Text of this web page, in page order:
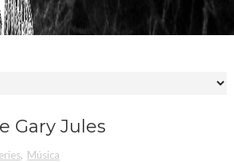
Gary Jules
, Música